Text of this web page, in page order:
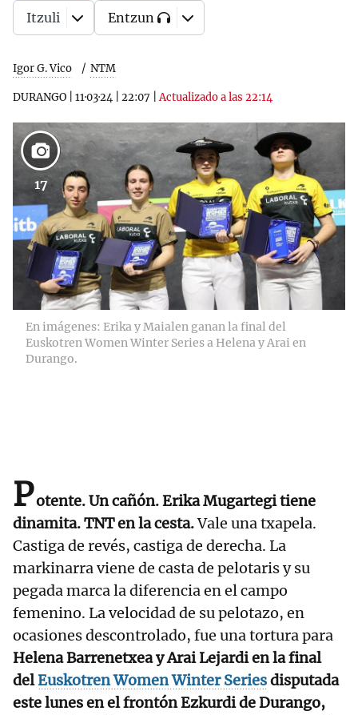
Igor G. Vico NTM
DURANGO 11·03·24 22:07 |Actualizado a las 22:14
Itzuli Entzun
17
En imágenes: Erika y Maialen ganan la final del
Euskotren Women Winter Series a Helena y Arai en
Durango.
Potente. Un cañón. Erika Mugartegi tiene
dinamita. TNT en la cesta.Vale una txapela.
Castiga de revés, castiga de derecha. La
markinarra viene de casta de pelotaris y su
pegada marca la diferencia en el campo
femenino. La velocidad de su pelotazo, en
ocasiones descontrolado, fue una tortura para
Helena Barrenetxea y Arai Lejardi en la final
delEuskotren Women Winter Seriesdisputada
este lunes en el frontón Ezkurdi de Durango,